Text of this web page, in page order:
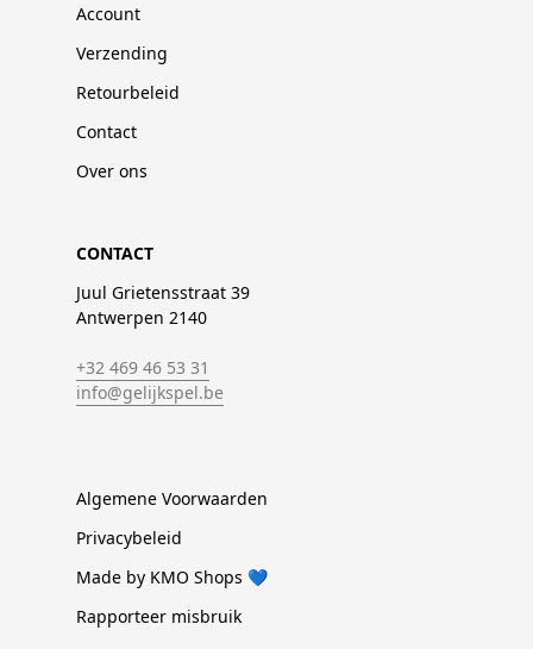
Account
Verzending
Retourbeleid
Contact
Over ons
CONTACT
Juul Grietensstraat 39
Antwerpen 2140
+32 469 46 53 31
info@gelijkspel.be
Algemene Voorwaarden
Privacybeleid
Made by KMO Shops 💙
Rapporteer misbruik